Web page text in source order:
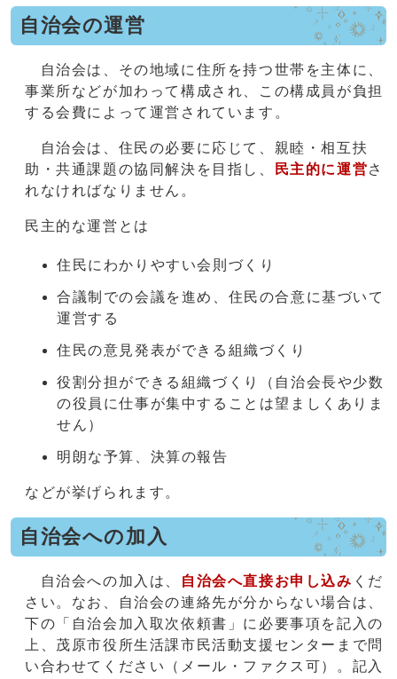
自治会の運営
自治会は、その地域に住所を持つ世帯を主体に、
事業所などが加わって構成され、この構成員が負担
する会費によって運営されています。
自治会は、住民の必要に応じて、親睦・相互扶
助・共通課題の協同解決を目指し、
民主的に運営さ
れなければなりません。
民主的な運営とは
住民にわかりやすい会則づくり
合議制での会議を進め、住民の合意に基づいて
運営する
住民の意見発表ができる組織づくり
役割分担ができる組織づくり（自治会長や少数
の役員に仕事が集中することは望ましくありま
せん）
明朗な予算、決算の報告
などが挙げられます。
自治会への加入
自治会への加入は、 自治会へ直接お申し込み くだ
さい。なお、自治会の連絡先が分からない場合は、
下の「自治会加入取次依頼書」に必要事項を記入の
上、茂原市役所生活課市民活動支援センターまで問
い合わせてください（メール・ファクス可）。記入